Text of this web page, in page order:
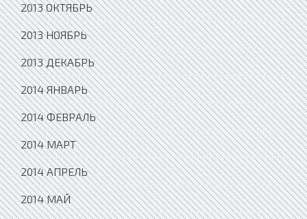
2013 ОКТЯБРЬ
2013 НОЯБРЬ
2013 ДЕКАБРЬ
2014 ЯНВАРЬ
2014 ФЕВРАЛЬ
2014 МАРТ
2014 АПРЕЛЬ
2014 МАЙ